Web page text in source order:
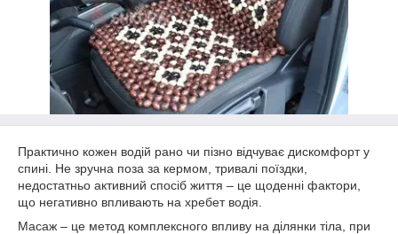
Практично кожен водій рано чи пізно відчуває дискомфорт у
спині. Не зручна поза за кермом, тривалі поїздки,
недостатньо активний спосіб життя – це щоденні фактори,
що негативно впливають на хребет водія.
Масаж – це метод комплексного впливу на ділянки тіла, при